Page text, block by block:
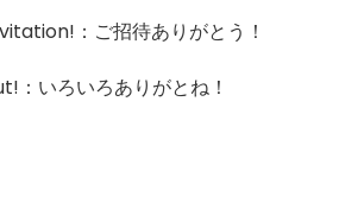
：ご招待ありがとう！
：いろいろありがとね！